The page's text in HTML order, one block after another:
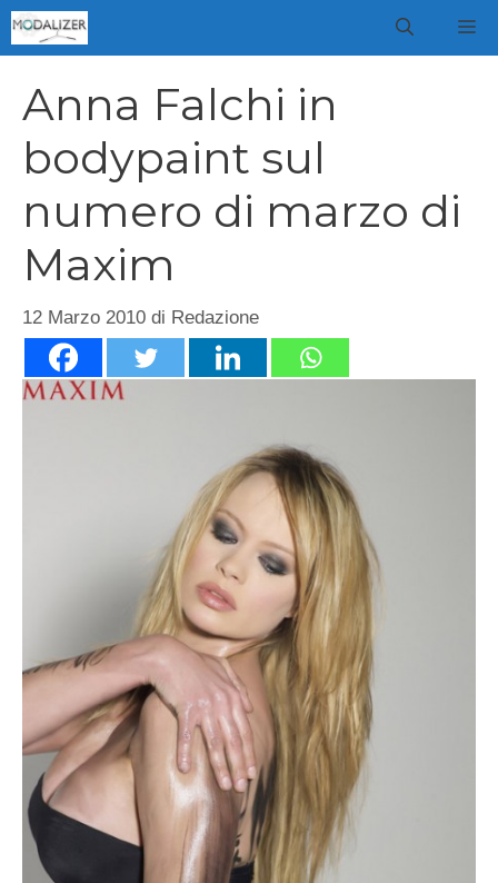
Vai
al
Anna Falchi in
bodypaint sul
numero di marzo di
Maxim
12 Marzo 2010 di Redazione